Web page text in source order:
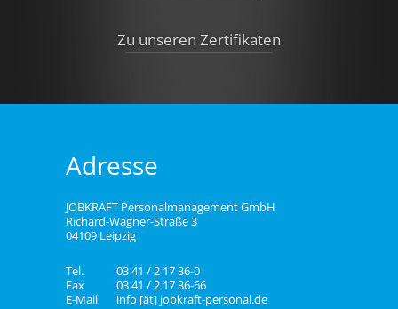
Zu unseren Zertifikaten
Adresse
JOBKRAFT Personalmanagement GmbH
Richard-Wagner-Straße 3
04109 Leipzig
Tel.
03 41 / 2 17 36-0
Fax
03 41 / 2 17 36-66
E-Mail
info [ät] jobkraft-personal.de